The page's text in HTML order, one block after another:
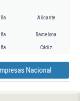
Alicante
Barcelona
Cádiz
Nacional